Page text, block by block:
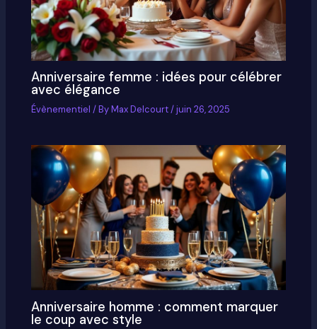
Anniversaire femme : idées pour célébrer
avec élégance
Évènementiel / ByMax Delcourt/juin 26, 2025
Anniversaire homme : comment marquer
le coup avec style